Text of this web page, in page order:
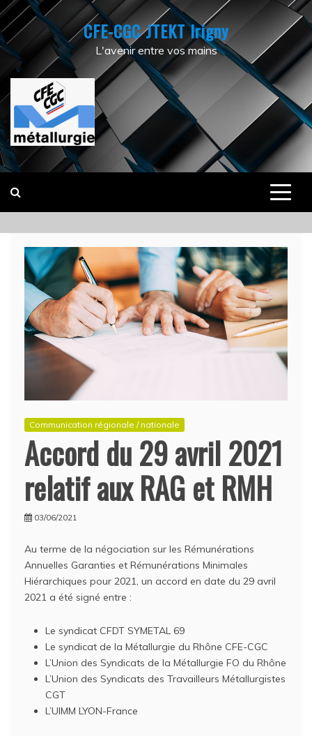
Skip
to
content
CFE-CGC JTEKT Irigny
L'avenir entre vos mains
Communication régionale / nationale
Accord du 29 avril 2021
relatif aux RAG et RMH
03/06/2021
Au terme de la négociation sur les Rémunérations
Annuelles Garanties et Rémunérations Minimales
Hiérarchiques pour 2021, un accord en date du 29 avril
2021 a été signé entre :
Le syndicat CFDT SYMETAL 69
Le syndicat de la Métallurgie du Rhône CFE-CGC
L’Union des Syndicats de la Métallurgie FO du Rhône
L’Union des Syndicats des Travailleurs Métallurgistes
CGT
L’UIMM LYON-France